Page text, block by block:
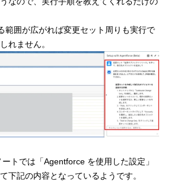
範囲が広がれば変更セット周りも実行で
れません。
トでは「Agentforce を使用した設定」
下記の内容となっているようです。